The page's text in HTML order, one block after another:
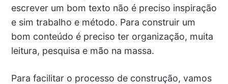
escrever um bom texto não é preciso inspiração
e sim trabalho e método. Para construir um
bom conteúdo é preciso ter organização, muita
leitura, pesquisa e mão na massa.
Para facilitar o processo de construção, vamos